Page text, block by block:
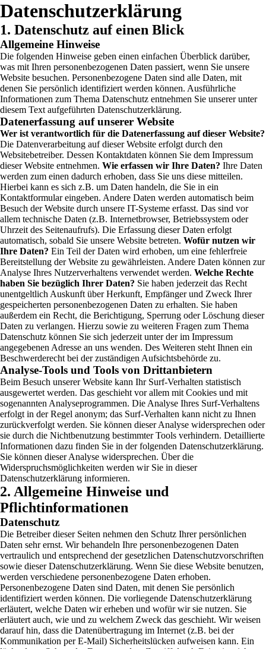
Zum
Inhalt
springen
Datenschutzerklärung
1. Datenschutz auf einen Blick
Allgemeine Hinweise
Die folgenden Hinweise geben einen einfachen Überblick darüber,
was mit Ihren personenbezogenen Daten passiert, wenn Sie unsere
Website besuchen. Personenbezogene Daten sind alle Daten, mit
denen Sie persönlich identifiziert werden können. Ausführliche
Informationen zum Thema Datenschutz entnehmen Sie unserer unter
diesem Text aufgeführten Datenschutzerklärung.
Datenerfassung auf unserer Website
Wer ist verantwortlich für die Datenerfassung auf dieser Website?
Die Datenverarbeitung auf dieser Website erfolgt durch den
Websitebetreiber. Dessen Kontaktdaten können Sie dem Impressum
dieser Website entnehmen. Wie erfassen wir Ihre Daten? Ihre Daten
werden zum einen dadurch erhoben, dass Sie uns diese mitteilen.
Hierbei kann es sich z.B. um Daten handeln, die Sie in ein
Kontaktformular eingeben. Andere Daten werden automatisch beim
Besuch der Website durch unsere IT-Systeme erfasst. Das sind vor
allem technische Daten (z.B. Internetbrowser, Betriebssystem oder
Uhrzeit des Seitenaufrufs). Die Erfassung dieser Daten erfolgt
automatisch, sobald Sie unsere Website betreten. Wofür nutzen wir
Ihre Daten? Ein Teil der Daten wird erhoben, um eine fehlerfreie
Bereitstellung der Website zu gewährleisten. Andere Daten können zur
Analyse Ihres Nutzerverhaltens verwendet werden. Welche Rechte
haben Sie bezüglich Ihrer Daten? Sie haben jederzeit das Recht
unentgeltlich Auskunft über Herkunft, Empfänger und Zweck Ihrer
gespeicherten personenbezogenen Daten zu erhalten. Sie haben
außerdem ein Recht, die Berichtigung, Sperrung oder Löschung dieser
Daten zu verlangen. Hierzu sowie zu weiteren Fragen zum Thema
Datenschutz können Sie sich jederzeit unter der im Impressum
angegebenen Adresse an uns wenden. Des Weiteren steht Ihnen ein
Beschwerderecht bei der zuständigen Aufsichtsbehörde zu.
Analyse-Tools und Tools von Drittanbietern
Beim Besuch unserer Website kann Ihr Surf-Verhalten statistisch
ausgewertet werden. Das geschieht vor allem mit Cookies und mit
sogenannten Analyseprogrammen. Die Analyse Ihres Surf-Verhaltens
erfolgt in der Regel anonym; das Surf-Verhalten kann nicht zu Ihnen
zurückverfolgt werden. Sie können dieser Analyse widersprechen oder
sie durch die Nichtbenutzung bestimmter Tools verhindern. Detaillierte
Informationen dazu finden Sie in der folgenden Datenschutzerklärung.
Sie können dieser Analyse widersprechen. Über die
Widerspruchsmöglichkeiten werden wir Sie in dieser
Datenschutzerklärung informieren.
2. Allgemeine Hinweise und
Pflichtinformationen
Datenschutz
Die Betreiber dieser Seiten nehmen den Schutz Ihrer persönlichen
Daten sehr ernst. Wir behandeln Ihre personenbezogenen Daten
vertraulich und entsprechend der gesetzlichen Datenschutzvorschriften
sowie dieser Datenschutzerklärung. Wenn Sie diese Website benutzen,
werden verschiedene personenbezogene Daten erhoben.
Personenbezogene Daten sind Daten, mit denen Sie persönlich
identifiziert werden können. Die vorliegende Datenschutzerklärung
erläutert, welche Daten wir erheben und wofür wir sie nutzen. Sie
erläutert auch, wie und zu welchem Zweck das geschieht. Wir weisen
darauf hin, dass die Datenübertragung im Internet (z.B. bei der
Kommunikation per E-Mail) Sicherheitslücken aufweisen kann. Ein